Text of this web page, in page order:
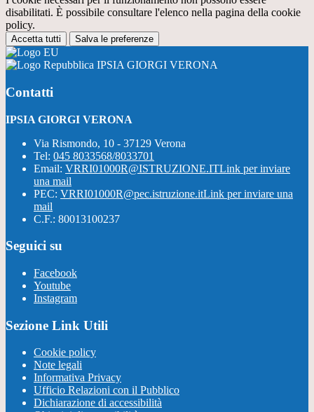
disabilitati. È possibile consultare l'elenco nella pagina della cookie
policy.
Accetta tutti Salva le preferenze
IPSIA GIORGI VERONA
Contatti
IPSIA GIORGI VERONA
Via Rismondo, 10 - 37129 Verona
Tel: 045 8033568/8033701
Email: VRRI01000R@ISTRUZIONE.ITLink per inviare
una mail
PEC: VRRI01000R@pec.istruzione.itLink per inviare una
mail
C.F.: 80013100237
Seguici su
Facebook
Youtube
Instagram
Sezione Link Utili
Cookie policy
Note legali
Informativa Privacy
Ufficio Relazioni con il Pubblico
Dichiarazione di accessibilità